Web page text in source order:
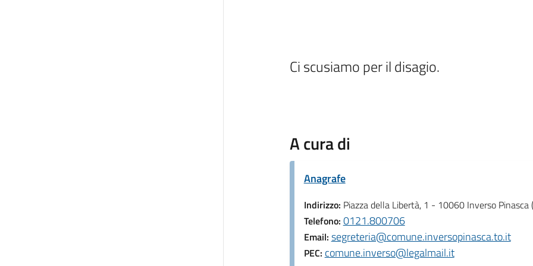
Ci scusiamo per il disagio.
A cura di
Anagrafe
Indirizzo: Piazza della Libertà, 1 - 10060 Inverso Pinasca
Telefono: 0121.800706
Email: segreteria@comune.inversopinasca.to.it
PEC: comune.inverso@legalmail.it